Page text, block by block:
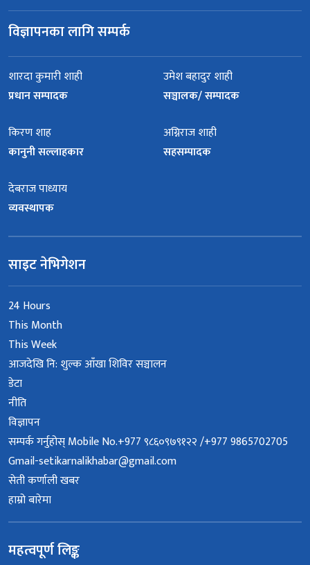
विज्ञापनका लागि सम्पर्क
शारदा कुमारी शाही
प्रधान सम्पादक
उमेश बहादुर शाही
सञ्चालक/ सम्पादक
किरण शाह
कानुनी सल्लाहकार
अग्निराज शाही
सहसम्पादक
देबराज पाध्याय
व्यवस्थापक
साइट नेभिगेशन
24 Hours
This Month
This Week
आजदेखि नि: शुल्क आँखा शिविर सञ्चालन
डेटा
नीति
विज्ञापन
सम्पर्क गर्नुहोस् Mobile No.+977 ९८६०९७९१२२ /+977 9865702705
Gmail-setikarnalikhabar@gmail.com
सेती कर्णाली खबर
हाम्रो बारेमा
महत्वपूर्ण लिङ्क